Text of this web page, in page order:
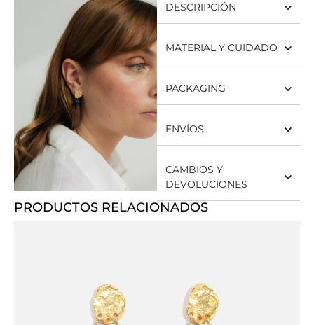
DESCRIPCIÓN
MATERIAL Y CUIDADO
PACKAGING
ENVÍOS
CAMBIOS Y
DEVOLUCIONES
PRODUCTOS RELACIONADOS